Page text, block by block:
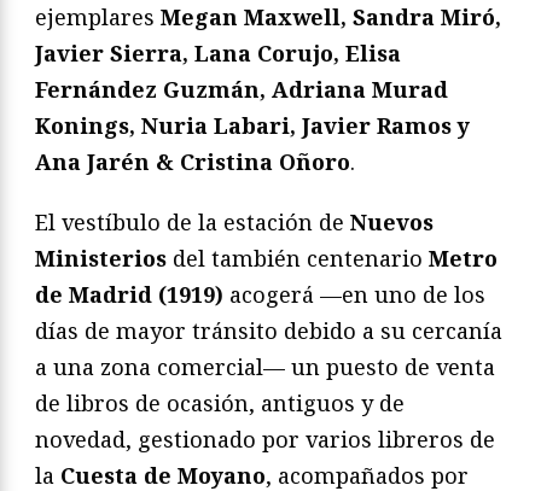
ejemplares Megan Maxwell, Sandra Miró,
Javier Sierra, Lana Corujo, Elisa
Fernández Guzmán, Adriana Murad
Konings, Nuria Labari, Javier Ramos y
Ana Jarén & Cristina Oñoro.
El vestíbulo de la estación de Nuevos
Ministerios del también centenario Metro
de Madrid (1919) acogerá —en uno de los
días de mayor tránsito debido a su cercanía
a una zona comercial— un puesto de venta
de libros de ocasión, antiguos y de
novedad, gestionado por varios libreros de
la Cuesta de Moyano, acompañados por